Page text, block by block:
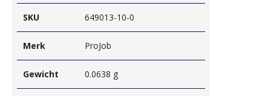
SKU 649013-10-0
Merk ProJob
Gewicht 0.0638 g